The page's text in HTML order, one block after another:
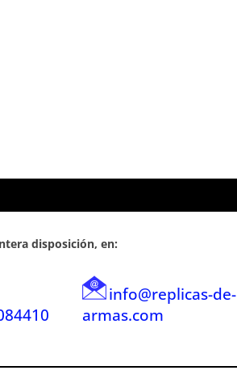
disposición, en:
info@replicas-de-
armas.com